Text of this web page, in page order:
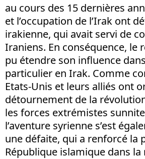
au cours des 15 dernières
et l’occupation de l’Irak ont
irakienne, qui avait servi de
Iraniens. En conséquence, le
pu étendre son influence
particulier en Irak. Comme
Etats-Unis et leurs alliés ont
détournement de la
les forces extrémistes
l’aventure syrienne s’est
une défaite, qui a renforcé la
République islamique dans la